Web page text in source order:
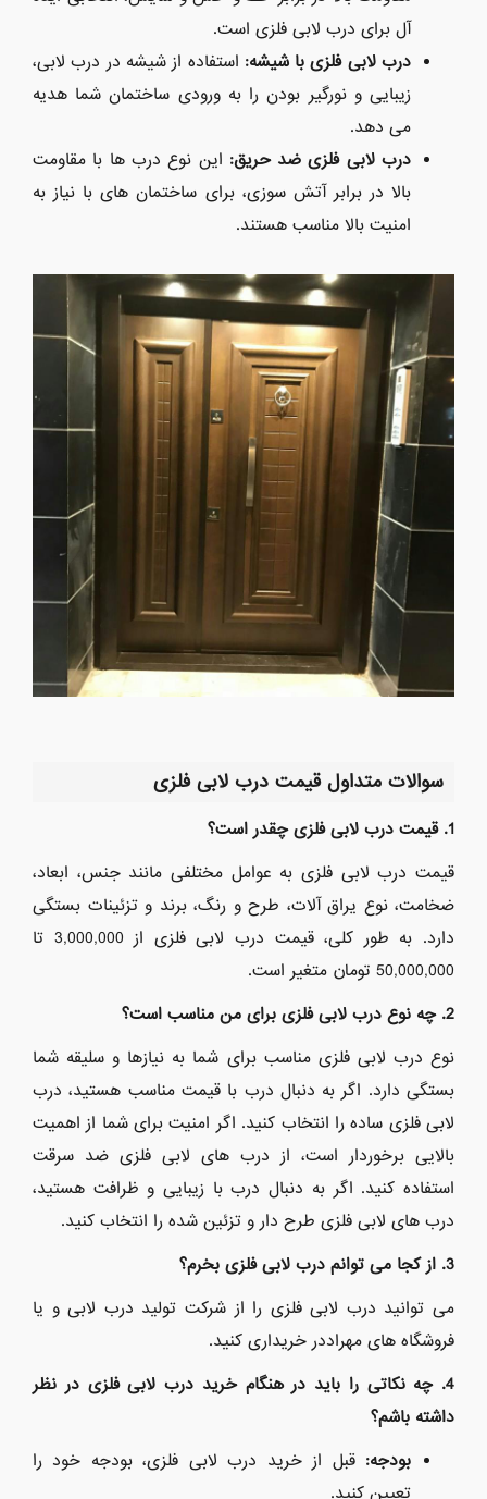
آل برای درب لابی فلزی است.
درب لابی فلزی با شیشه: استفاده از شیشه در درب لابی،
زیبایی و نورگیر بودن را به ورودی ساختمان شما هدیه
می دهد.
درب لابی فلزی ضد حریق: این نوع درب ها با مقاومت
بالا در برابر آتش سوزی، برای ساختمان های با نیاز به
امنیت بالا مناسب هستند.
سوالات متداول قیمت درب لابی فلزی
1. قیمت درب لابی فلزی چقدر است؟
قیمت درب لابی فلزی به عوامل مختلفی مانند جنس، ابعاد،
ضخامت، نوع یراق آلات، طرح و رنگ، برند و تزئینات بستگی
دارد. به طور کلی، قیمت درب لابی فلزی از 3, 000,
000 تا
50,000,000 تومان متغیر است.
2. چه نوع درب لابی فلزی برای من مناسب است؟
نوع درب لابی فلزی مناسب برای شما به نیازها و سلیقه شما
بستگی دارد. اگر به دنبال درب با قیمت مناسب هستید، درب
لابی فلزی ساده را انتخاب کنید. اگر امنیت برای شما از اهمیت
بالایی برخوردار است، از درب های لابی فلزی ضد سرقت
استفاده کنید. اگر به دنبال درب با زیبایی و ظرافت هستید،
درب های لابی فلزی طرح دار و تزئین شده را انتخاب کنید.
3. از کجا می توانم درب لابی فلزی بخرم؟
می توانید درب لابی فلزی را از شرکت تولید درب لابی و یا
فروشگاه های مهراددر خریداری کنید.
4. چه نکاتی را باید در هنگام خرید درب لابی فلزی در نظر
داشته باشم؟
بودجه: قبل از خرید درب لابی فلزی، بودجه خود را
تعیین کنید.